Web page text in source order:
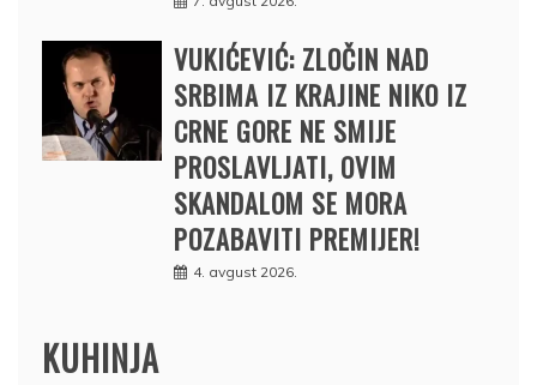
VUKIĆEVIĆ: ZLOČIN NAD
SRBIMA IZ KRAJINE NIKO IZ
CRNE GORE NE SMIJE
PROSLAVLJATI, OVIM
SKANDALOM SE MORA
POZABAVITI PREMIJER!
4. avgust 2026.
KUHINJA